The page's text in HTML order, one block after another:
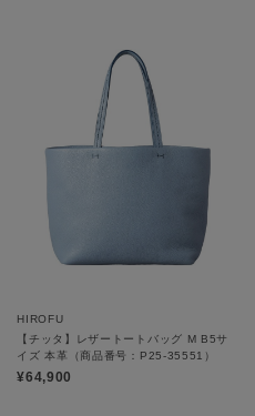
HIROFU
【チッタ】レザートートバッグ M B5サ
イズ 本革（商品番号：P25‐35551）
¥64,900